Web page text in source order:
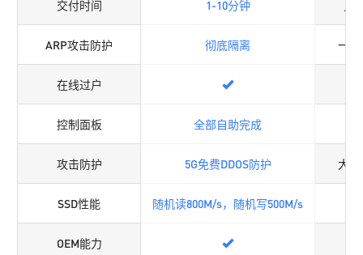
交付时间 1-10分钟
ARP攻击防护 彻底隔离 一
在线过户
控制面板 全部自助完成
攻击防护 5G免费DDOS防护 大
SSD性能 随机读800M/s，随机写500M/s
OEM能力